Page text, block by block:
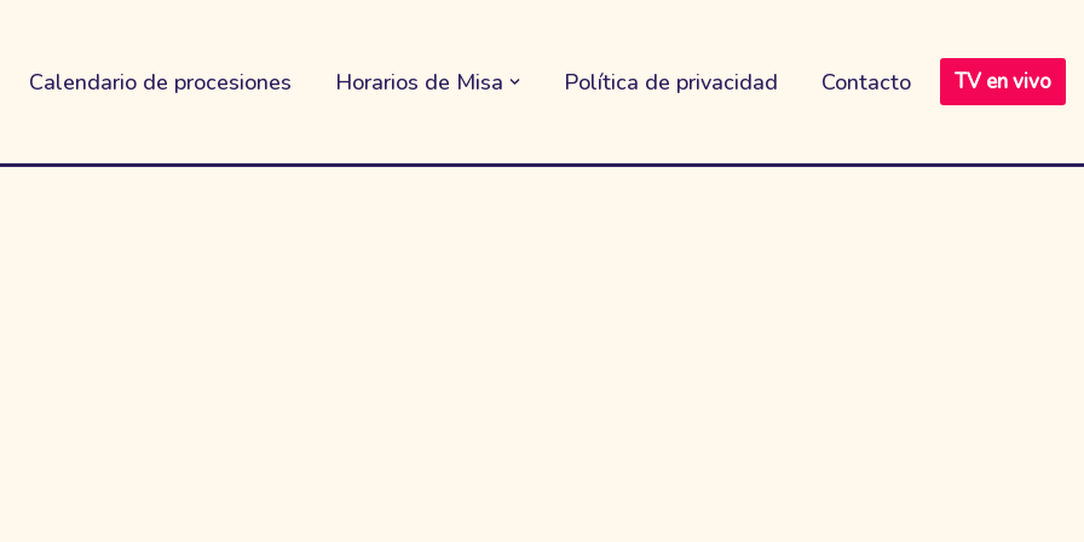
Calendario de procesiones Horarios de Misa Política de privacidad Contacto TV en vivo